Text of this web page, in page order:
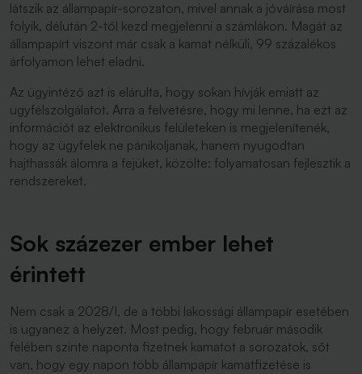
látszik az állampapír-sorozaton, mivel annak a jóváírása most
folyik, délután 2-től kezd megjelenni a számlákon. Magát az
állampapírt viszont már csak a kamat nélküli, 99 százalékos
árfolyamon lehet eladni.
Az ügyintéző azt is elárulta, hogy sokan hívják emiatt az
ügyfélszolgálatot. Arra a felvetésre, hogy mi lenne, ha ezt az
információt az elektronikus felületeken is megjelenítenék,
hogy az ügyfelek ne pánikoljanak, hanem nyugodtan
hajthassák álomra a fejüket, közölte: folyamatosan fejlesztik a
rendszereket.
Sok százezer ember lehet
érintett
Nem csak a 2028/I, de a többi lakossági állampapír esetében
is ugyanez a helyzet. Most pedig, hogy február második
felében szinte naponta fizetnek kamatot a sorozatok, sőt
van, hogy egy napon több állampapír kamatfizetése is